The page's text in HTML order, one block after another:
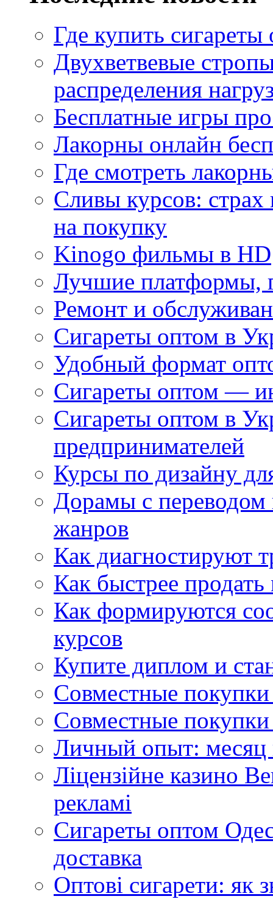
Где купить
Двухветвевые
распределения
Бесплатные игры
Лакорны онлайн
Где смотреть
Сливы курсов:
на покупку
Kinogo фильмы в HD
Лучшие платформы,
Ремонт и
Сигареты оптом в
Удобный формат
Сигареты оптом —
Сигареты оптом в
предпринимателей
Курсы по дизайну
Дорамы с переводом
жанров
Как диагностируют
Как быстрее
Как формируются
курсов
Купите диплом и
Совместные
Совместные покупки
Личный опыт: месяц
Ліцензійне казино
рекламі
Сигареты оптом
доставка
Оптові сигарети: як